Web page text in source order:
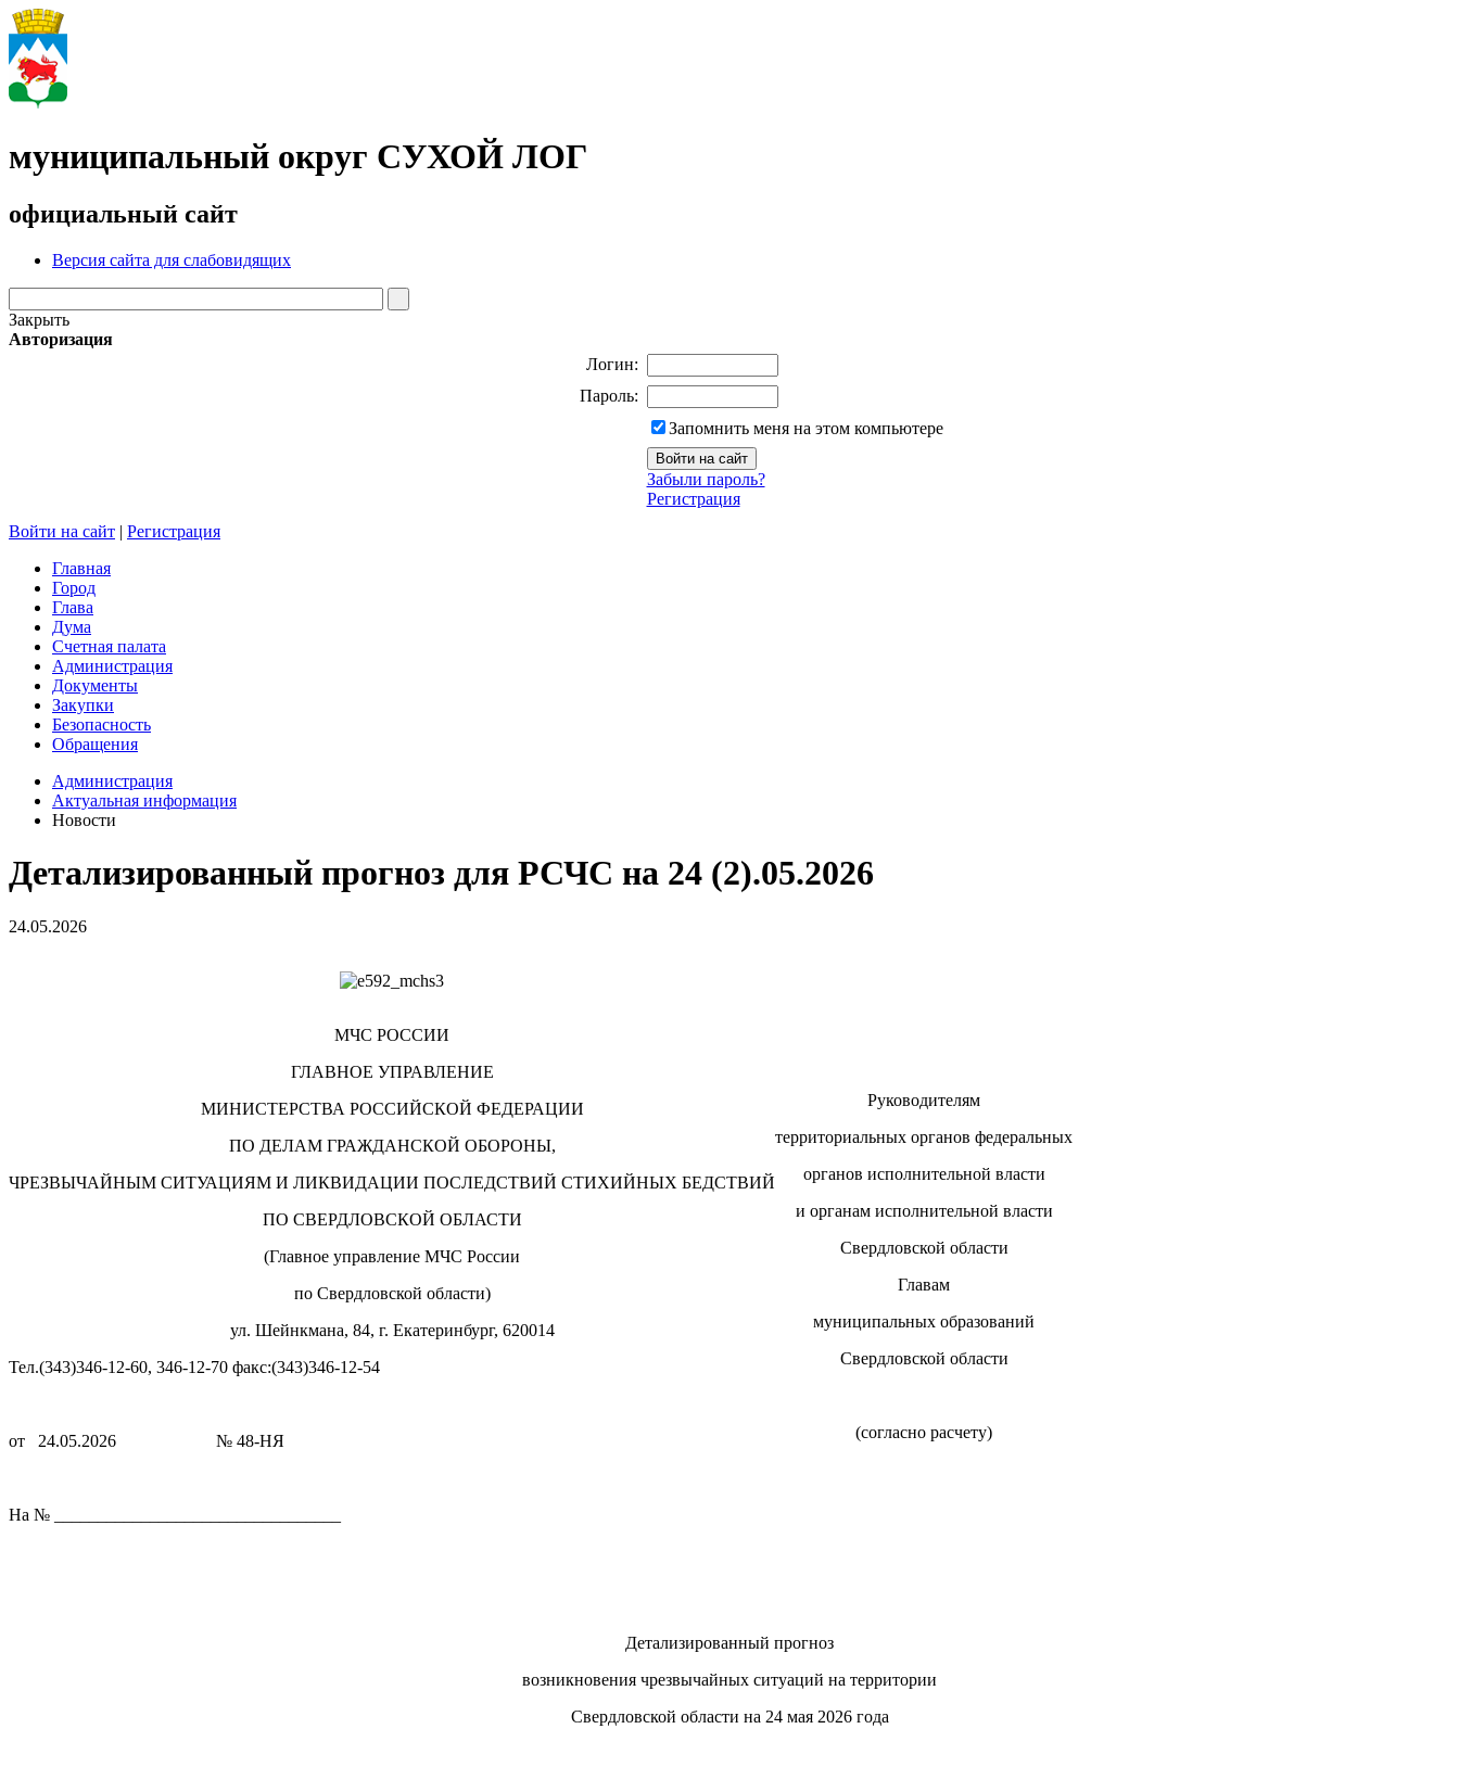
муниципальный округ СУХОЙ ЛОГ
официальный сайт
Версия сайта для слабовидящих
Закрыть
Авторизация
Логин:
Пароль:
Запомнить меня на этом компьютере
Забыли пароль?
Регистрация
Войти на сайт | Регистрация
Главная
Город
Глава
Дума
Счетная палата
Администрация
Документы
Закупки
Безопасность
Обращения
Администрация
Актуальная информация
Новости
Детализированный прогноз для РСЧС на 24 (2).05.2026
24.05.2026
Руководителям
территориальных органов федеральных
органов исполнительной власти
и органам исполнительной власти
Свердловской области
Главам
муниципальных образований
Свердловской области
(согласно расчету)
МЧС РОССИИ
ГЛАВНОЕ УПРАВЛЕНИЕ
МИНИСТЕРСТВА РОССИЙСКОЙ ФЕДЕРАЦИИ
ПО ДЕЛАМ ГРАЖДАНСКОЙ ОБОРОНЫ,
ЧРЕЗВЫЧАЙНЫМ СИТУАЦИЯМ И ЛИКВИДАЦИИ ПОСЛЕДСТВИЙ СТИХИЙНЫХ БЕДСТВИЙ
ПО СВЕРДЛОВСКОЙ ОБЛАСТИ
(Главное управление МЧС России
по Свердловской области)
ул. Шейнкмана, 84, г. Екатеринбург, 620014
Тел.(343)346-12-60, 346-12-70 факс:(343)346-12-54
от 24.05.2026 № 48-НЯ
На № _________________________________
Детализированный прогноз
возникновения чрезвычайных ситуаций на территории
Свердловской области на 24 мая 2026 года